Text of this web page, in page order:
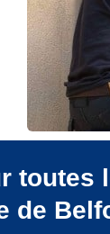
toutes
de